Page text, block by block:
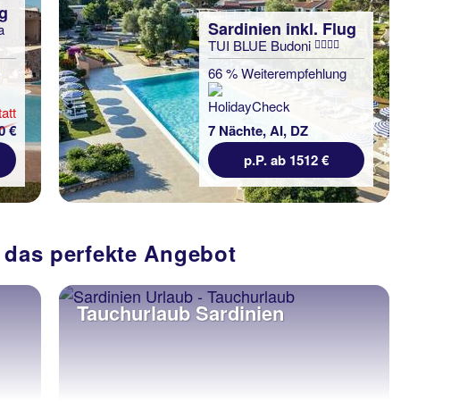
€
Sardinien inkl. Flug
TUI BLUE Budoni
66 % Weiterempfehlung
7 Nächte, AI, DZ
p.P. ab 1512 €
perfekte Angebot
Tauchurlaub Sardinien